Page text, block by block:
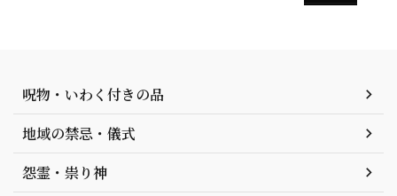
呪物・いわく付きの品
地域の禁忌・儀式
怨霊・祟り神